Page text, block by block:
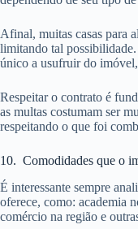
Afinal, muitas casas para
limitando tal
único a usufruir do
Respeitar o contrato é
as multas costumam ser
respeitando o que foi
10. Comodidades que o
É interessante sempre
oferece, como: academia
comércio na região e